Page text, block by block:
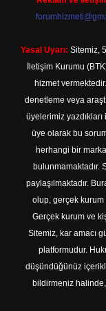
Yasal Uyarı: Sitemiz,
İletişim Kurumu
hizmet
denetleme veya
üyelerimiz
üye olarak bu
herhangi bir
bulunmamaktadır.
paylaşılmaktadır.
olup, gerçek kurum
Gerçek kurum ve
Sitemiz, kar amacı
platformudur.
düşündüğünüz
bildirmeniz